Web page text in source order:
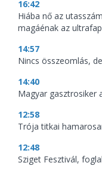
16:42
Hiába nő az
magáénak az
14:57
Nincs összeomlás,
14:40
Magyar gasztrosiker
12:58
Trója titkai
12:48
Sziget Fesztivál,